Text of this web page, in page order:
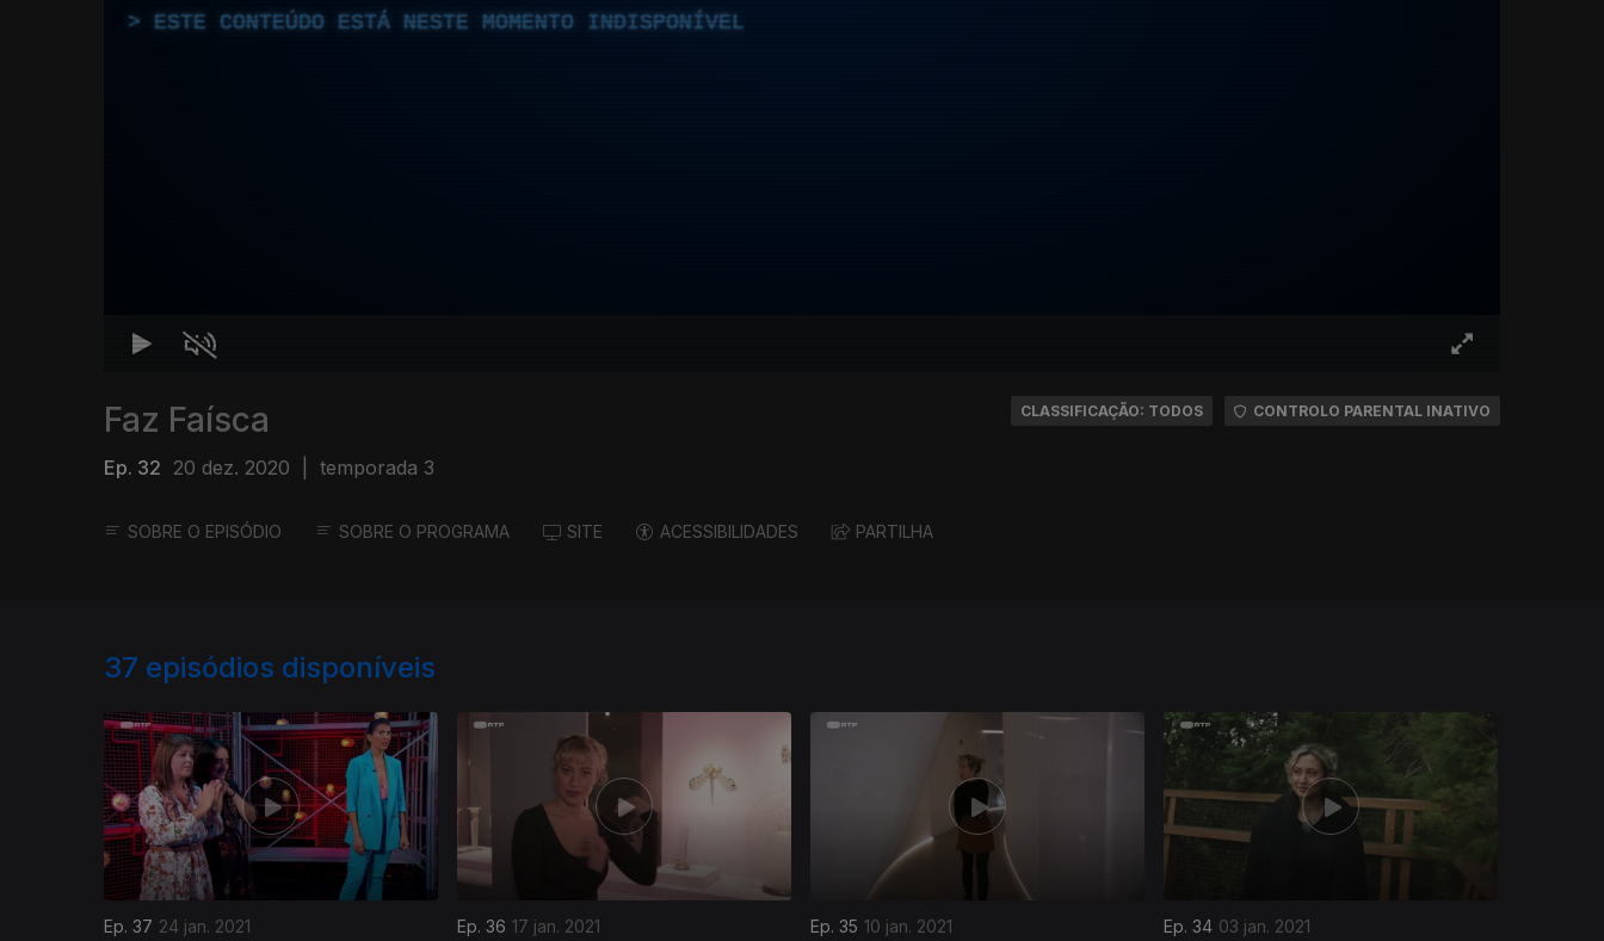
ESTE CONTEÚDO ESTÁ NESTE MOMENTO INDISPONÍVEL
Faz Faísca
Ep. 32 20 dez. 2020 temporada 3
CLASSIFICAÇÃO: TODOS CONTROLO PARENTAL INATIVO
SOBRE O EPISÓDIO SOBRE O PROGRAMA SITE ACESSIBILIDADES PARTILHA
37 episódios disponíveis
Ep. 37 24 jan. 2021 Ep. 36 17 jan. 2021 Ep. 35 10 jan. 2021 Ep. 34 03 jan. 2021